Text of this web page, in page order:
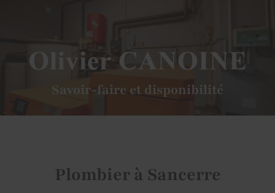
Savoir-faire et disponibilité
Plombier à Sancerre